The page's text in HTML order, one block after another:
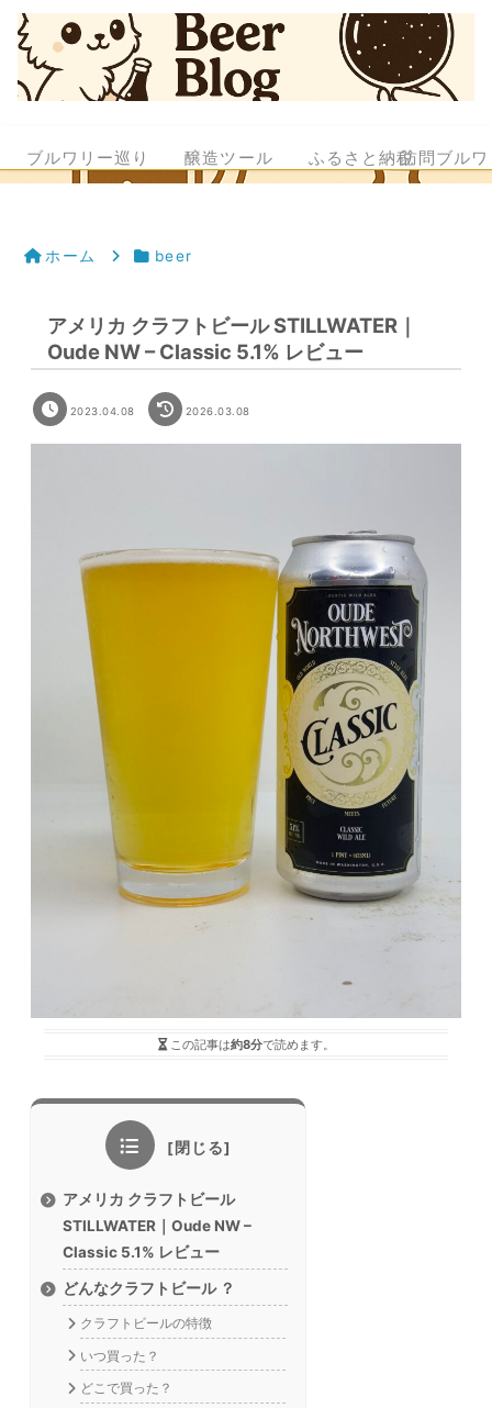
ブルワリー巡り 醸造ツール ふるさと納税訪問ブル
ホーム beer
アメリカ クラフトビール STILLWATER｜
Oude NW – Classic 5.1% レビュー
2023.04.08 2026.03.08
この記事は約8分で読めます。
アメリカ クラフトビール
STILLWATER｜Oude NW –
Classic 5.1% レビュー
どんなクラフトビール ？
クラフトビールの特徴
いつ買った？
どこで買った？